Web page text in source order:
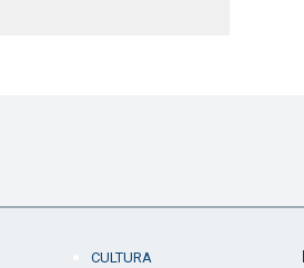
CULTURA